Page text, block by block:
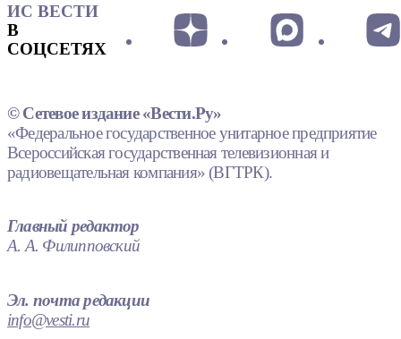
ИС ВЕСТИ
В
СОЦСЕТЯХ
© Сетевое издание «Вести.Ру»
«Федеральное государственное унитарное предприятие
Всероссийская государственная телевизионная и
радиовещательная компания» (ВГТРК).
Главный редактор
А. А. Филипповский
Эл. почта редакции
info@vesti.ru